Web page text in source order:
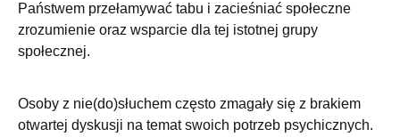
Państwem przełamywać tabu i zacieśniać społeczne
zrozumienie oraz wsparcie dla tej istotnej grupy
społecznej.
Osoby z nie(do)słuchem często zmagały się z brakiem
otwartej dyskusji na temat swoich potrzeb psychicznych.